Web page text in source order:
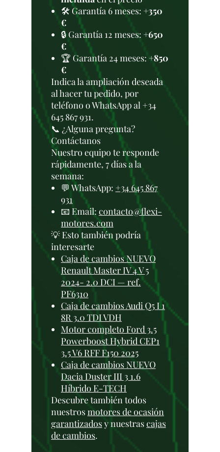
🛠️ Garantía 6 meses: +350
€
🔒 Garantía 12 meses: +650
€
🏆 Garantía 24 meses:+850
€
Indica la ampliación deseada
al hacer tu pedido, por
teléfono o WhatsApp al +34
645 867 931.
📞 ¿Alguna pregunta?
Contáctanos
Nuestro equipo te responde
rápidamente, 7 días a la
semana:
💬 WhatsApp: +34 645 867
931
📧 Email: contacto@flexi-
motores.com
💡 Esto también podría
interesarte
Caja de cambios NUEVO
Renault Master IV 4 V 5
2024- 2.0 DCI — ref.
PF6310
Caja de cambios Audi Q5 I 1
8R 3.0 TDI VDH
Motor completo Ford 3.5
Powerboost Hybrid CEP1
3.5 V6 RFF F150 2025
Caja de cambios NUEVO
Dacia Duster III 3 1.6
Híbrido E-TECH
Descubre también todos
nuestrosmotores de ocasión
garantizadosy nuestrascajas
de cambios.